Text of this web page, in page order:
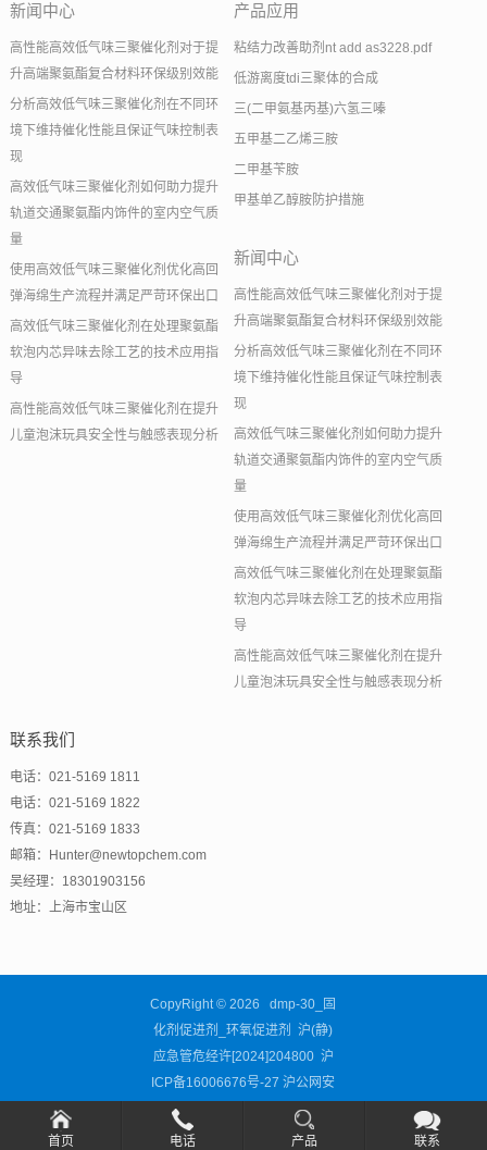
新闻中心
高性能高效低气味三聚催化剂对于提
升高端聚氨酯复合材料环保级别效能
分析高效低气味三聚催化剂在不同环
境下维持催化性能且保证气味控制表
现
高效低气味三聚催化剂如何助力提升
轨道交通聚氨酯内饰件的室内空气质
量
使用高效低气味三聚催化剂优化高回
弹海绵生产流程并满足严苛环保出口
高效低气味三聚催化剂在处理聚氨酯
软泡内芯异味去除工艺的技术应用指
导
高性能高效低气味三聚催化剂在提升
儿童泡沫玩具安全性与触感表现分析
产品应用
粘结力改善助剂nt add as3228.pdf
低游离度tdi三聚体的合成
三(二甲氨基丙基)六氢三嗪
五甲基二乙烯三胺
二甲基苄胺
甲基单乙醇胺防护措施
新闻中心
高性能高效低气味三聚催化剂对于提
升高端聚氨酯复合材料环保级别效能
分析高效低气味三聚催化剂在不同环
境下维持催化性能且保证气味控制表
现
高效低气味三聚催化剂如何助力提升
轨道交通聚氨酯内饰件的室内空气质
量
使用高效低气味三聚催化剂优化高回
弹海绵生产流程并满足严苛环保出口
高效低气味三聚催化剂在处理聚氨酯
软泡内芯异味去除工艺的技术应用指
导
高性能高效低气味三聚催化剂在提升
儿童泡沫玩具安全性与触感表现分析
联系我们
电话：021-5169 1811
电话：021-5169 1822
传真：021-5169 1833
邮箱：Hunter@newtopchem.com
吴经理：18301903156
地址：上海市宝山区
CopyRight © 2026 dmp-30_固
化剂促进剂_环氧促进剂 沪(静)
应急管危经许[2024]204800 沪
ICP备16006676号-27 沪公网安
备31011302003460号
首页 电话 产品 联系